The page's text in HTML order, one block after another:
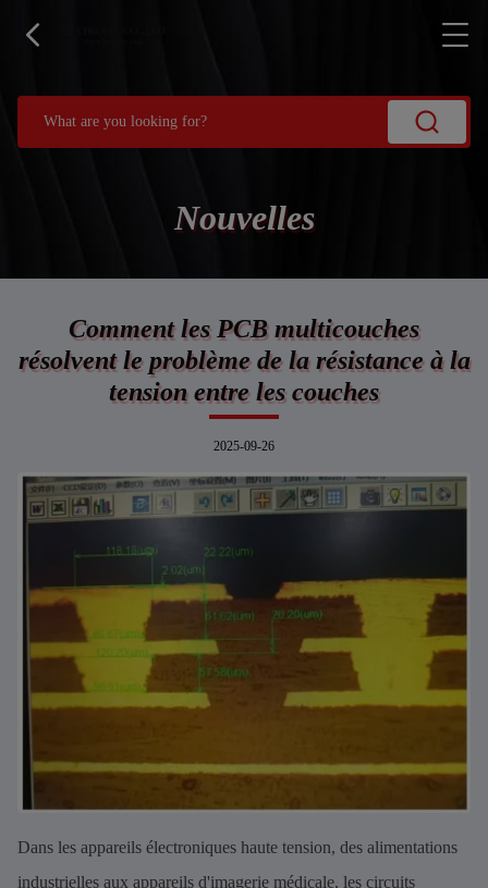
Nouvelles
Comment les PCB multicouches
résolvent le problème de la résistance à la
tension entre les couches
2025-09-26
Dans les appareils électroniques haute tension, des alimentations
industrielles aux appareils d'imagerie médicale, les circuits